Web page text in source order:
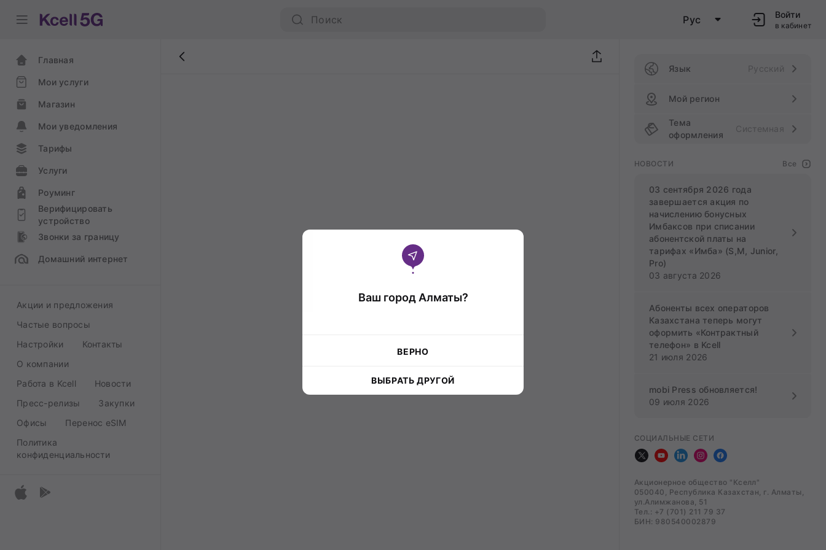
Рус Войти
в кабинет
Главная
Мои услуги
Магазин
Мои уведомления
Тарифы
Услуги
Роуминг
Верифицировать
устройство
Звонки за границу
Домашний интернет
Акции и предложения
Частые вопросы
Настройки
Контакты
О компании
Работа в Kcell
Новости
Пресс-релизы
Закупки
Офисы
Перенос eSIM
Политика
конфиденциальности
Язык Русский
Мой регион
Тема
оформления
Системная
НОВОСТИ Все
03 сентября 2026 года
завершается акция по
начислению бонусных
Имбаксов при списании
абонентской платы на
тарифах «Имба» (S,M, Junior,
Pro)
03 августа 2026
Абоненты всех операторов
Казахстана теперь могут
оформить «Контрактный
телефон» в Kcell
21 июля 2026
mobi Press обновляется!
09 июля 2026
СОЦИАЛЬНЫЕ СЕТИ
Акционерное общество "Кселл"
050040, Республика Казахстан, г. Алматы,
ул.Алимжанова, 51
Тел.: +7 (701) 211 79 37
БИН: 980540002879
Ваш город Алматы?
ВЕРНО
ВЫБРАТЬ ДРУГОЙ